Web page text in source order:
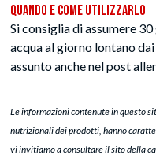
Quando e Come Utilizzarlo
Si consiglia di assumere
acqua al giorno lontano
assunto anche nel post
Le informazioni contenute in questo
nutrizionali dei prodotti, hanno
vi invitiamo a consultare il sito della